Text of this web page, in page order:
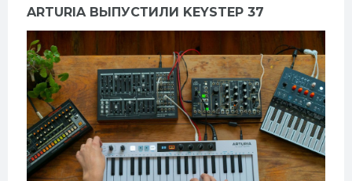
ARTURIA ВЫПУСТИЛИ KEYSTEP 37